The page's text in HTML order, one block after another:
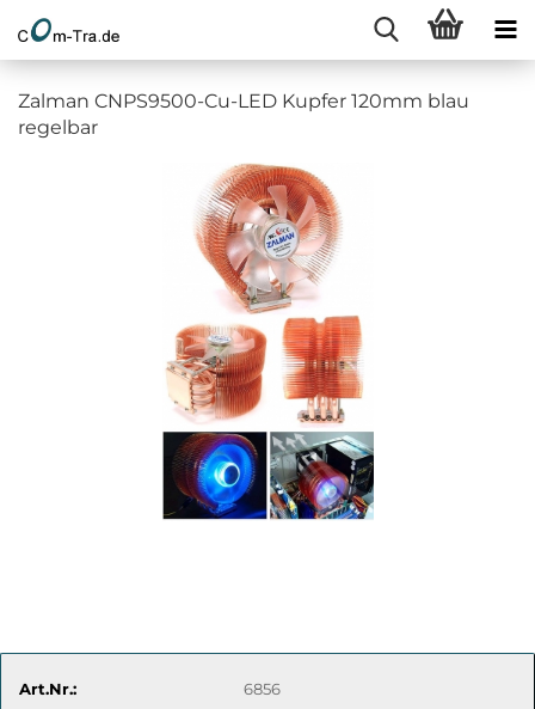
Zalman CNPS9500-Cu-LED Kupfer 120mm blau
regelbar
Art.Nr.:
6856